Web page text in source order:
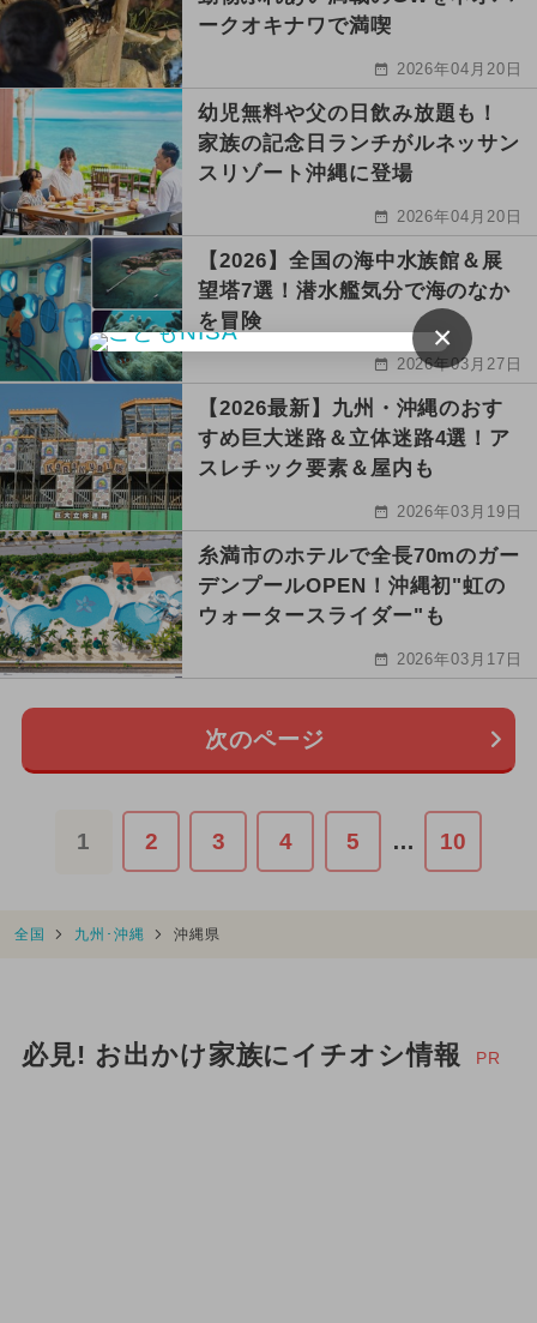
ークオキナワで満喫
2026年04月20日
幼児無料や父の日飲み放題も！
家族の記念日ランチがルネッサン
スリゾート沖縄に登場
2026年04月20日
【2026】全国の海中水族館＆展
望塔7選！潜水艦気分で海のなか
を冒険
2026年03月27日
【2026最新】九州・沖縄のおす
すめ巨大迷路＆立体迷路4選！ア
スレチック要素＆屋内も
2026年03月19日
糸満市のホテルで全長70mのガー
デンプールOPEN！沖縄初"虹の
ウォータースライダー"も
2026年03月17日
次のページ
1 2 3 4 5 … 10
全国 九州･沖縄 沖縄県
必見! お出かけ家族にイチオシ情報 PR
×